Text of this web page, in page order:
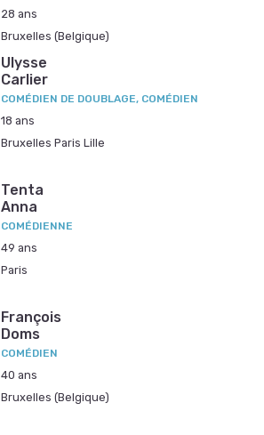
28 ans
Bruxelles (Belgique)
Ulysse
Carlier
COMÉDIEN DE DOUBLAGE, COMÉDIEN
18 ans
Bruxelles Paris Lille
Tenta
Anna
COMÉDIENNE
49 ans
Paris
François
Doms
COMÉDIEN
40 ans
Bruxelles (Belgique)